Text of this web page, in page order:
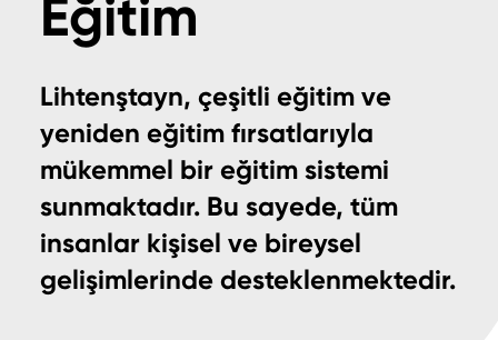
Eğitim
Lihtenştayn, çeşitli eğitim ve
yeniden eğitim fırsatlarıyla
mükemmel bir eğitim sistemi
sunmaktadır. Bu sayede, tüm
insanlar kişisel ve bireysel
gelişimlerinde desteklenmektedir.